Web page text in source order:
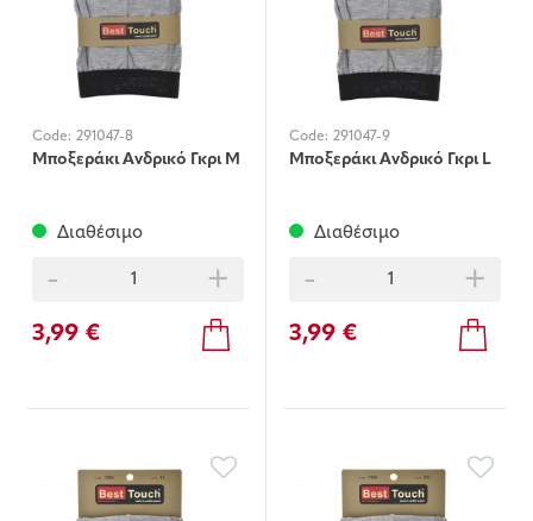
Code: 291047-8
Μποξεράκι Ανδρικό Γκρι Μ
Διαθέσιμο
- +
3,99 €
Code: 291047-9
Μποξεράκι Ανδρικό Γκρι L
Διαθέσιμο
- +
3,99 €